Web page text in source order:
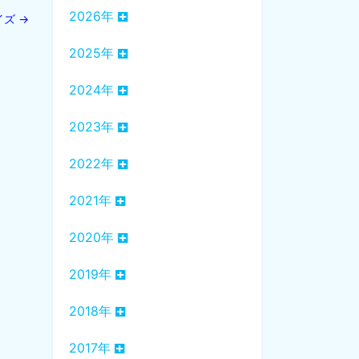
ズ → 2026年
2025年
2024年
2023年
2022年
2021年
2020年
2019年
2018年
2017年